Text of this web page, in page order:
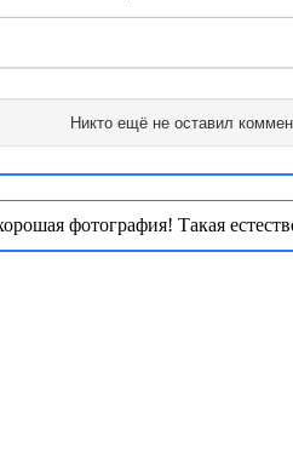
Никто ещё не оставил
фотография! Такая